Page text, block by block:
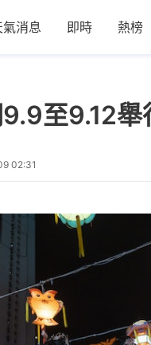
氣消息 即時 熱榜
9.9至9.12
02:31